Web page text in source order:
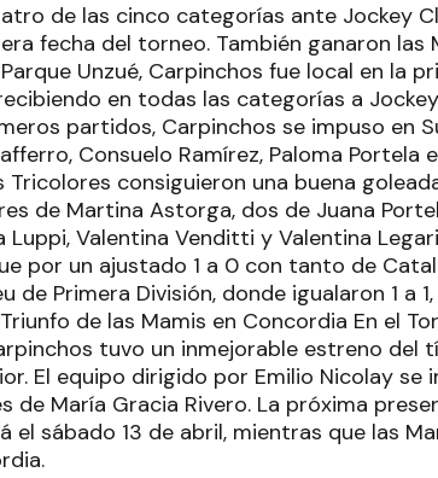
de las cinco categorías ante Jockey
fecha del torneo. También ganaron las
Unzué, Carpinchos fue local en la
en todas las categorías a
partidos, Carpinchos se impuso en
Consuelo Ramírez, Paloma Portela
Tricolores consiguieron una buena
de Martina Astorga, dos de Juana
Valentina Venditti y Valentina
por un ajustado 1 a 0 con tanto de
Primera División, donde igualaron 1 a
de las Mamis en Concordia En el
tuvo un inmejorable estreno del
El equipo dirigido por Emilio Nicolay se
de María Gracia Rivero. La próxima
el sábado 13 de abril, mientras que las